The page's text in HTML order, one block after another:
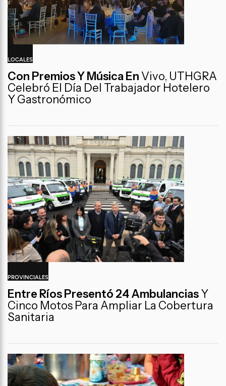
LOCALES
Con Premios Y Música En Vivo, UTHGRA
Celebró El Día Del Trabajador Hotelero
Y Gastronómico
PROVINCIALES
Entre Ríos Presentó 24 AmbulanciasY
Cinco Motos Para Ampliar La Cobertura
Sanitaria